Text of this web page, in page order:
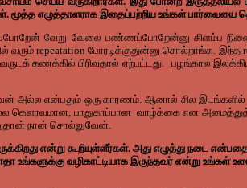
மூத்த எழுத்தாளராக இதைப்பற்றிய உங்கள் பார்வையை
வேறு வேலை பண்ணப்போறேன்னு கிளம்ப
repeatation போரடிக்குதுன்னு சொல்றாங்க. இந்த
வருடக் கணக்கில் பிரிவதால் ஏற்பட்டது. பழங்கால
அல்ல என்பதும் ஒரு காரணம். ஆனால் சில
கெளரவமான, பாதுகாப்பான வாழ்க்கை என அமைத்துத்
நான் சொல்லுவேன்.
என்று கூறியுள்ளீர்கள். அது எழுத்து நடை
வழிகாட்டியாக இருந்தவர் என்று உங்கள்